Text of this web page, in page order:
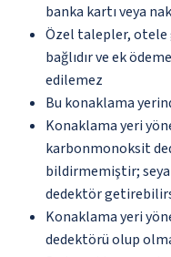
banka kartı veya
Özel talepler, otele
bağlıdır ve ek
edilemez
Bu konaklama
Konaklama yeri
karbonmonoksit
bildirmemiştir;
dedektör
Konaklama yeri
dedektörü olup